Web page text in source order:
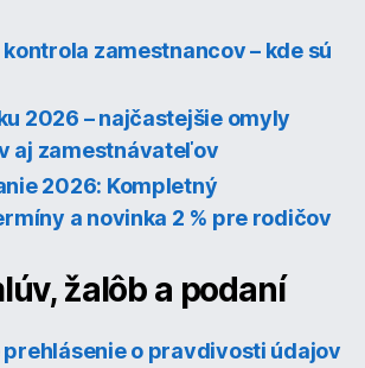
zamestnancov – kde sú
2026 – najčastejšie omyly
aj zamestnávateľov
2026: Kompletný
a novinka 2 % pre rodičov
žalôb a podaní
prehlásenie o pravdivosti údajov